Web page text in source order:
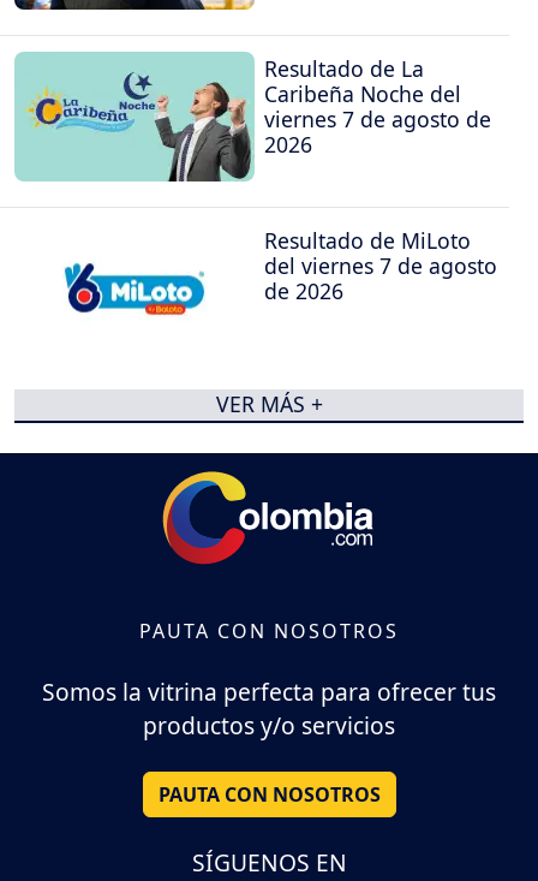
Resultado de La
Caribeña Noche del
viernes 7 de agosto de
2026
Resultado de MiLoto
del viernes 7 de agosto
de 2026
VER MÁS +
PAUTA CON NOSOTROS
Somos la vitrina perfecta para ofrecer tus
productos y/o servicios
PAUTA CON NOSOTROS
SÍGUENOS EN